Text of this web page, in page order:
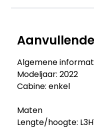
Algemene
Modeljaar: 2022
Cabine: enkel
Maten
Lengte/hoogte: